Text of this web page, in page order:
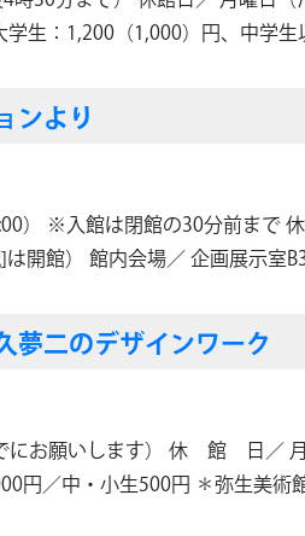
生：1,200（1,000）円、中学
ンより
） ※入館は閉館の30分前まで
開館） 館内会場／ 企画展示室
夢二のデザインワーク
にお願いします） 休 館 日／
／中・小生500円 ＊弥生美術